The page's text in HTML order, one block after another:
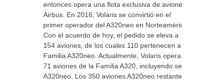
entonces opera una flota exclusiva de aviones
Airbus. En 2016, Volaris se convirtió en el
primer operador del A320neo en Norteamérica.
Con el acuerdo de hoy, el pedido se eleva a
154 aviones, de los cuales 110 pertenecen a la
Familia A320neo. Actualmente, Volaris opera
71 aviones de la Familia A320, incluyendo seis
A320neo. Los 350 aviones A320neo restantes